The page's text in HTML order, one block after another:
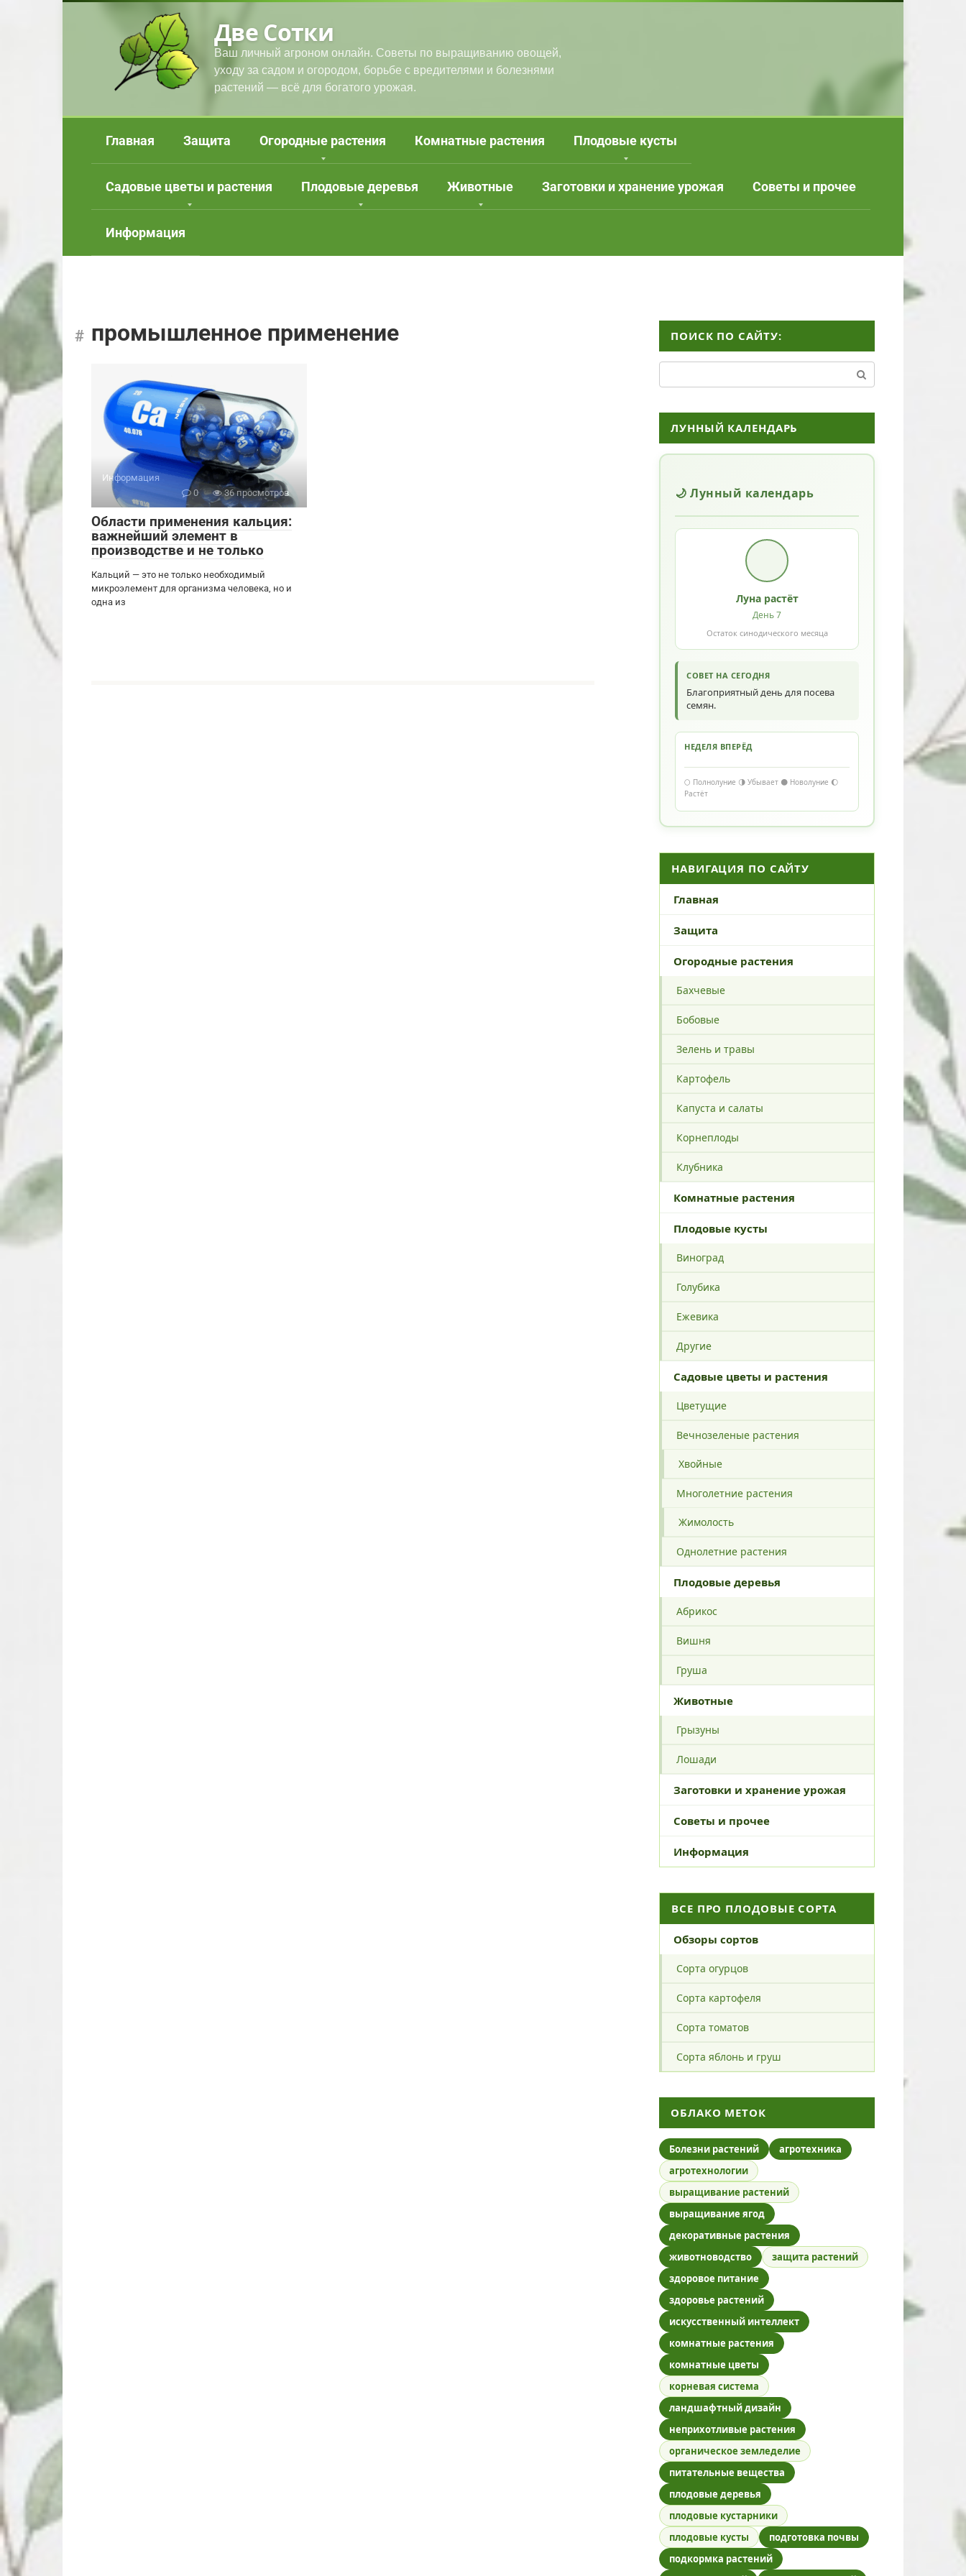
Две Сотки
Ваш личный агроном онлайн. Советы по выращиванию овощей,
уходу за садом и огородом, борьбе с вредителями и болезнями
растений — всё для богатого урожая.
Главная Защита Огородные растения Комнатные растения Плодовые кусты
Садовые цветы и растения Плодовые деревья Животные Заготовки и хранение урожая Советы и прочее
Информация
промышленное применение
Информация
0
36 просмотров
Области применения кальция:
важнейший элемент в
производстве и не только
Кальций — это не только необходимый
микроэлемент для организма человека, но и
одна из
ПОИСК ПО САЙТУ:
ЛУННЫЙ КАЛЕНДАРЬ
🌙 Лунный календарь
Луна растёт
День 7
Остаток синодического месяца
СОВЕТ НА СЕГОДНЯ
Благоприятный день для посева
семян.
НЕДЕЛЯ ВПЕРЁД
🌕 Полнолуние 🌗 Убывает 🌑 Новолуние 🌔
Растёт
НАВИГАЦИЯ ПО САЙТУ
Главная
Защита
Огородные растения
Бахчевые
Бобовые
Зелень и травы
Картофель
Капуста и салаты
Корнеплоды
Клубника
Комнатные растения
Плодовые кусты
Виноград
Голубика
Ежевика
Другие
Садовые цветы и растения
Цветущие
Вечнозеленые растения
Хвойные
Многолетние растения
Жимолость
Однолетние растения
Плодовые деревья
Абрикос
Вишня
Груша
Животные
Грызуны
Лошади
Заготовки и хранение урожая
Советы и прочее
Информация
ВСЕ ПРО ПЛОДОВЫЕ СОРТА
Обзоры сортов
Сорта огурцов
Сорта картофеля
Сорта томатов
Сорта яблонь и груш
ОБЛАКО МЕТОК
Болезни растений
агротехника
агротехнологии
выращивание растений
выращивание ягод
декоративные растения
животноводство
защита растений
здоровое питание
здоровье растений
искусственный интеллект
комнатные растения
комнатные цветы
корневая система
ландшафтный дизайн
неприхотливые растения
органическое земледелие
питательные вещества
плодовые деревья
плодовые кустарники
плодовые кусты
подготовка почвы
подкормка растений